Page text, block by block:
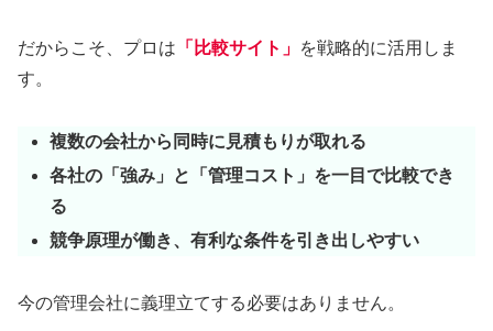
だからこそ、プロは 「比較サイト」 を戦略的に活用しま
す。
複数の会社から同時に見積もりが取れる
各社の「強み」と「管理コスト」を一目で比較でき
る
競争原理が働き、有利な条件を引き出しやすい
今の管理会社に義理立てする必要はありません。